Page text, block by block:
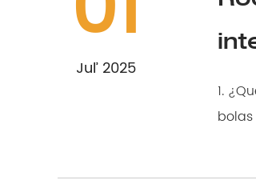
Jul’ 2025
1. ¿Qué